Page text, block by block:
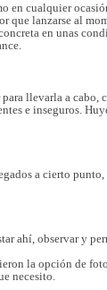
cualquier
lanzarse al
en unas
llevarla a
e inseguros.
a cierto
ahí, observar y
la opción de
necesito.